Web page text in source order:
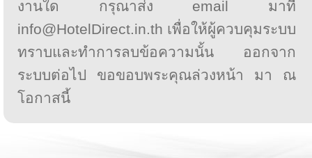
งานใด กรุณาส่ง email มาที่
info@HotelDirect.in.th เพื่อให้ผู้ควบคุมระบบ
ทราบและทำการลบข้อความนั้น ออกจาก
ระบบต่อไป ขอขอบพระคุณล่วงหน้า มา ณ
โอกาสนี้